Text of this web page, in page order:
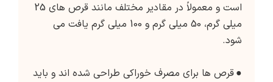
است و معمولاً در مقادیر مختلف مانند قرص های 25
میلی گرم، 50 میلی گرم و 100 میلی گرم یافت می
شود.
●قرص ها برای مصرف خوراکی طراحی شده اند و باید